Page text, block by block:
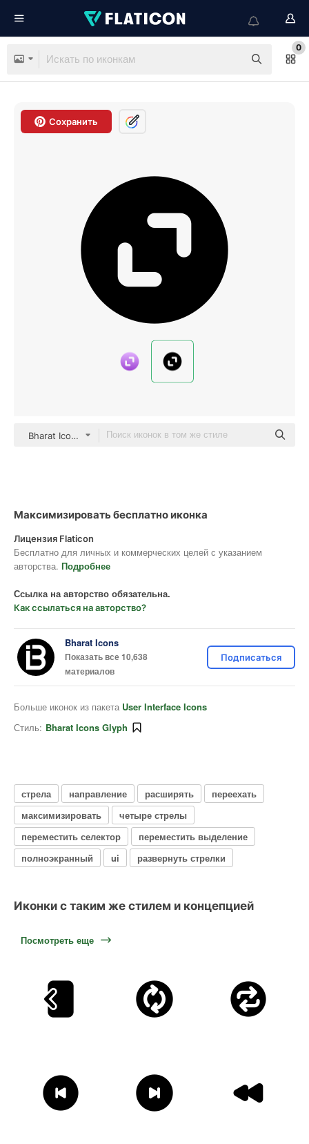
0
Сохранить
Bharat Icons Glyph
Максимизировать бесплатно иконка
Лицензия Flaticon
Бесплатно для личных и коммерческих целей с указанием
авторства. Подробнее
Ссылка на авторство обязательна.
Как ссылаться на авторство?
Bharat Icons
Показать все 10,638
материалов
Подписаться
Больше иконок из пакета User Interface Icons
Стиль: Bharat Icons Glyph
стрела направление расширять
переехать
максимизировать
четыре стрелы
переместить селектор
переместить выделение
полноэкранный
ui развернуть стрелки
Иконки с таким же стилем и концепцией
Посмотреть еще